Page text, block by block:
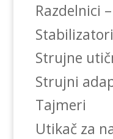
Razdelnici
Strujne
Strujni
Tajmeri
Utikač za